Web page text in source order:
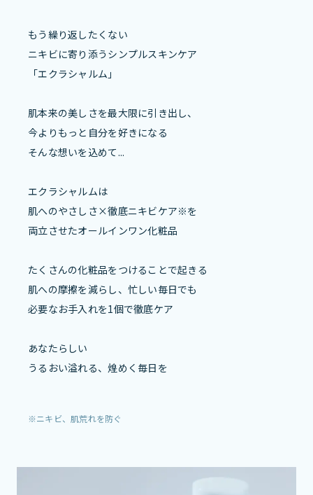
もう繰り返したくない
ニキビに寄り添うシンプルスキンケア
「エクラシャルム」
肌本来の美しさを最大限に引き出し、
今よりもっと自分を好きになる
そんな想いを込めて...
エクラシャルムは
肌へのやさしさ×徹底ニキビケア※を
両立させたオールインワン化粧品
たくさんの化粧品をつけることで起きる
肌への摩擦を減らし、忙しい毎日でも
必要なお手入れを1個で徹底ケア
あなたらしい
うるおい溢れる、煌めく毎日を
※ニキビ、肌荒れを防ぐ